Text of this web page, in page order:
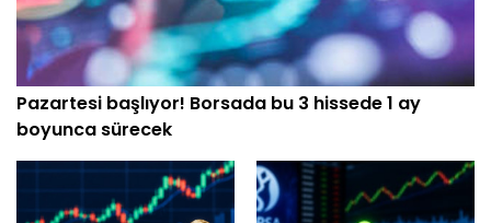
Pazartesi başlıyor! Borsada bu 3 hissede 1 ay
boyunca sürecek